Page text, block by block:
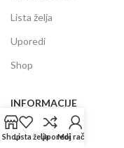
Lista želja
Uporedi
Shop
INFORMACIJE
Prodajni centar
ShopLista željaUporediMoj račun